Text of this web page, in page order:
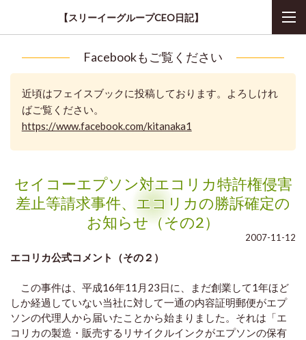
【スリーイーグループCEO日記】
Facebookもご覧ください
近頃はフェイスブックに投稿しております。よろしけれ
ばご覧ください。
https://www.facebook.com/kitanaka1
セイコーエプソン対エコリカ特許権侵害
差止等請求事件、エコリカの勝訴確定の
お知らせ（その2）
2007-11-12
エコリカ公式コメント（その２）
この事件は、平成16年11月23日に、まだ創業して1年ほど
しか経過していない当社に対して一通の内容証明郵便がエプ
ソンの代理人から届いたことから始まりました。それは「エ
コリカの製造・販売するリサイクルインクがエプソンの保有